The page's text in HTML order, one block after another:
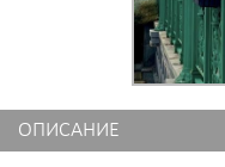
ОПИСАНИЕ